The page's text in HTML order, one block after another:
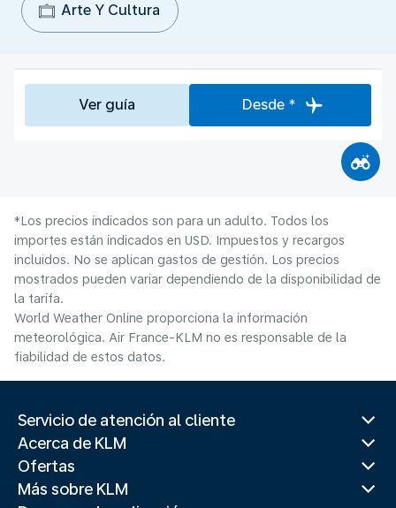
Arte Y Cultura
Ver guía Desde *
*Los precios indicados son para un adulto. Todos los
importes están indicados en USD. Impuestos y recargos
incluidos. No se aplican gastos de gestión. Los precios
mostrados pueden variar dependiendo de la disponibilidad de
la tarifa.
World Weather Online proporciona la información
meteorológica. Air France-KLM no es responsable de la
fiabilidad de estos datos.
Servicio de atención al cliente
Acerca de KLM
Ofertas
Más sobre KLM